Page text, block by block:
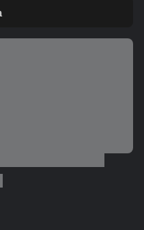
pouco
todos os...